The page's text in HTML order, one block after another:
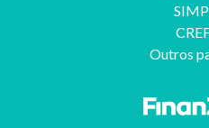
Outros